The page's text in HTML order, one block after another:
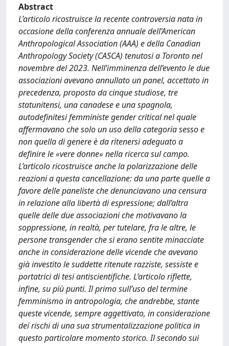
Abstract
L’articolo ricostruisce la recente controversia nata in
occasione della conferenza annuale dell’American
Anthropological Association (AAA) e della Canadian
Anthropology Society (CASCA) tenutosi a Toronto nel
novembre del 2023. Nell’imminenza dell’evento le due
associazioni avevano annullato un panel, accettato in
precedenza, proposto da cinque studiose, tre
statunitensi, una canadese e una spagnola,
autodefinitesi femministe gender critical nel quale
affermavano che solo un uso della categoria sesso e
non quella di genere è da ritenersi adeguato a
definire le «vere donne» nella ricerca sul campo.
L’articolo ricostruisce anche la polarizzazione delle
reazioni a questa cancellazione: da una parte quelle a
favore delle paneliste che denunciavano una censura
in relazione alla libertà di espressione; dall’altra
quelle delle due associazioni che motivavano la
soppressione, in realtà, per tutelare, fra le altre, le
persone transgender che si erano sentite minacciate
anche in considerazione delle vicende che avevano
già investito le suddette ritenute razziste, sessiste e
portatrici di tesi antiscientifiche. L’articolo riflette,
infine, su più punti. Il primo sull’uso del termine
femminismo in antropologia, che andrebbe, stante
queste vicende, sempre aggettivato, in considerazione
dei rischi di una sua strumentalizzazione politica in
questo particolare momento storico. Il secondo sui